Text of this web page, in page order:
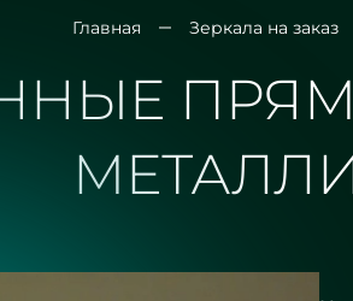
Главная Зеркала на заказ